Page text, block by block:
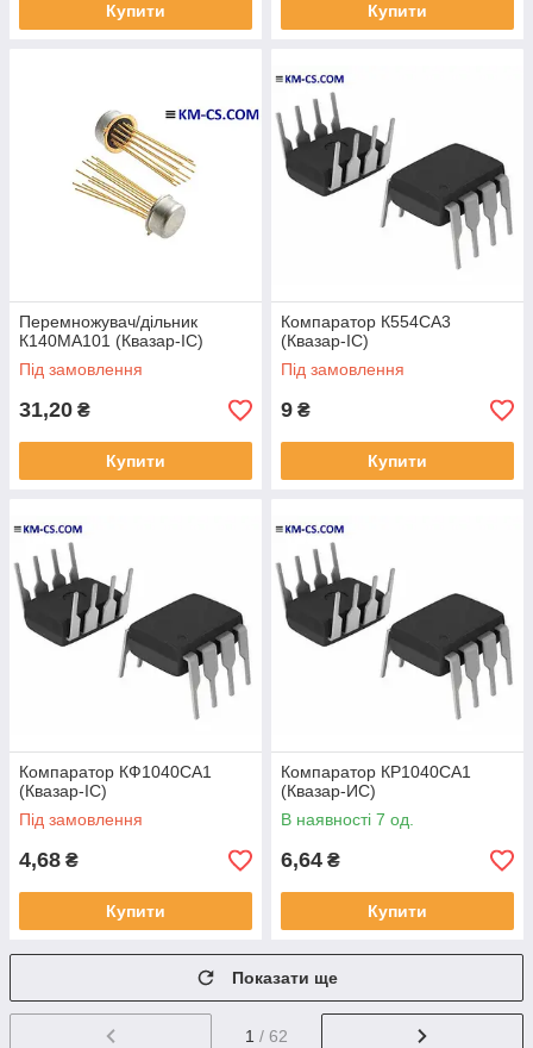
Купити Купити
Перемножувач/дільник
К140МА101 (Квазар-ІС)
Під замовлення
31,20 ₴
Купити
Компаратор К554СА3
(Квазар-ІС)
Під замовлення
9 ₴
Купити
Компаратор КФ1040СА1
(Квазар-ІС)
Під замовлення
4,68 ₴
Купити
Компаратор КР1040СА1
(Квазар-ИС)
В наявності 7 од.
6,64 ₴
Купити
Показати ще
1 / 62